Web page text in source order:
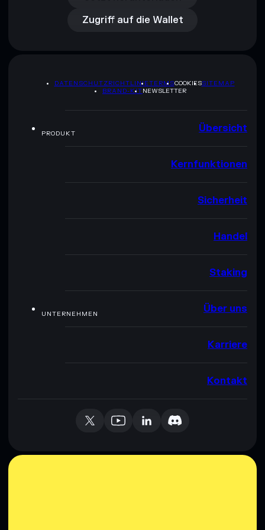
Zugriff auf die Wallet
DATENSCHUTZRICHTLINIETERMSCOOKIESSITEMAP
BRAND-KITNEWSLETTER
PRODUKT Übersicht
Kernfunktionen
Sicherheit
Handel
Staking
UNTERNEHMEN Über uns
Karriere
Kontakt